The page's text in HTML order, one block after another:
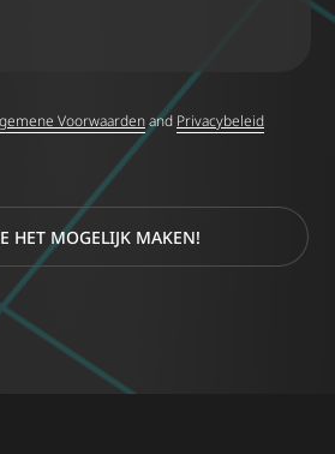
Voorwaardenand Privacybeleid
HET MOGELIJK MAKEN!